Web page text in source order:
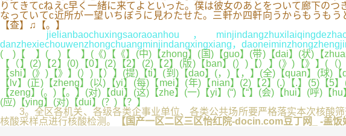
りてきてcねえc早く一緒に来てよといった。僕は彼女のあとをついて廊下の
なっていてc近所が一望いちぼうに見わたせた。三軒か四軒向うからもうも
【查】♫【。】
jielianbaochuxingsaoraoanhou，
danzhexiechouwenzhongchuangminjindangxingxiang，
( )【 】( )【 】(《)【《】(中)【zhong】(国)【guo】(带)【dai】(状)【
【（】(2)【2】(0)【0】(2)【2】(2)【2】(版)【ban】(）)【）】(》)【》】(
【shi】(》)【》】(）)【）】(提)【ti】(到)【dao】(，)【，】(全)【quan】(球)
【lv】(正)【zheng】(以)【yi】(每)【mei】(年)【nian】(2)【2】(.)【.】(5)【
【zeng】(。)【。】(对)【dui】(这)【zhe】(一)【yi】(“)【“】(会)【hui】(呼)【
(应)【ying】(对)【dui】(？)【？】
3。全区各机关、各级各类企事业单位、各类公共场所要严格落实本次核酸
核酸采样点进行核酸检测。
【国产一区二区三区怡红院-docin.com豆丁网_ -盖饭